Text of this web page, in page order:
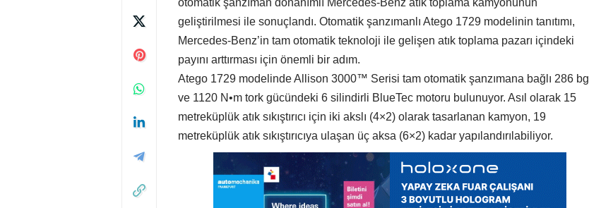
geliştirilmesi ile sonuçlandı. Otomatik şanzımanlı Atego 1729 modelinin tanıtımı,
Mercedes-Benz’in tam otomatik teknoloji ile gelişen atık toplama pazarı içindeki
payını arttırması için önemli bir adım.
Atego 1729 modelinde Allison 3000™ Serisi tam otomatik şanzımana bağlı 286 bg
ve 1120 N•m tork gücündeki 6 silindirli BlueTec motoru bulunuyor. Asıl olarak 15
metreküplük atık sıkıştırıcı için iki akslı (4×2) olarak tasarlanan kamyon, 19
metreküplük atık sıkıştırıcıya ulaşan üç aksa (6×2) kadar yapılandırılabiliyor.